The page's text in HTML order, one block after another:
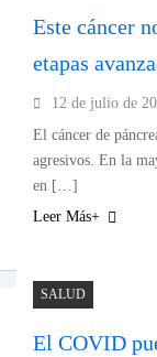
Este cáncer
etapas
12 de julio de
El cáncer de
agresivos. En la
en […]
Leer Más+
SALUD
El COVID